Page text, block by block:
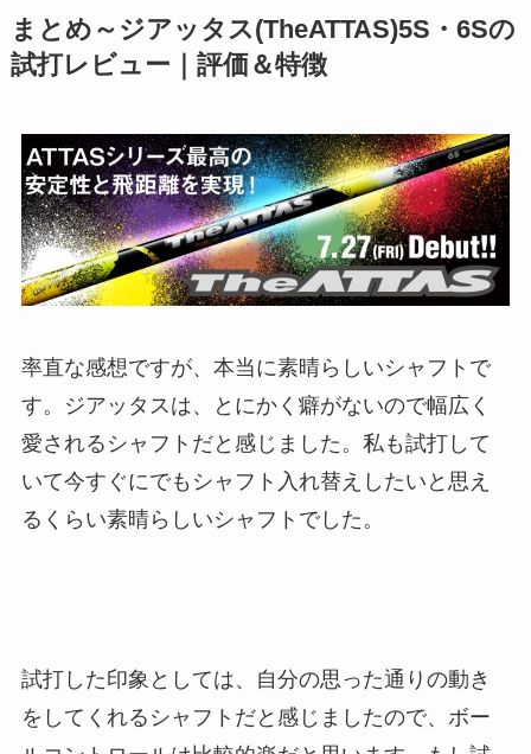
まとめ～ジアッタス(TheATTAS)5S・6Sの
試打レビュー｜評価＆特徴
率直な感想ですが、本当に素晴らしいシャフトで
す。ジアッタスは、とにかく癖がないので幅広く
愛されるシャフトだと感じました。私も試打して
いて今すぐにでもシャフト入れ替えしたいと思え
るくらい素晴らしいシャフトでした。
試打した印象としては、自分の思った通りの動き
をしてくれるシャフトだと感じましたので、ボー